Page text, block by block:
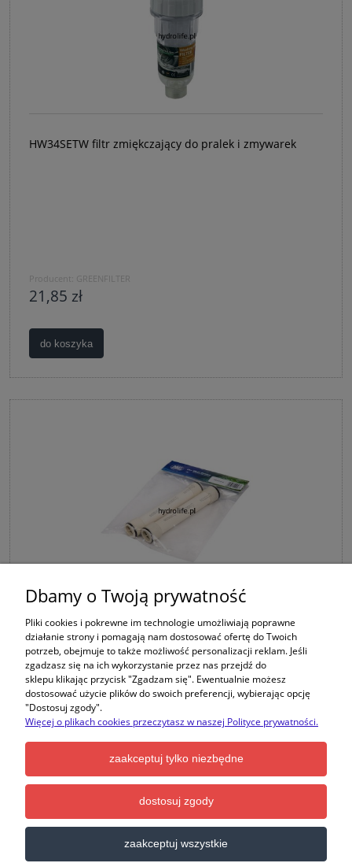
HW34SETW filtr zmiękczający do pralek i zmywarek
Producent: GREENFILTER
21,85 zł
do koszyka
FCSH-2_K - Zestaw dwóch wkładów do filtrów
prysznicowych z serii FHSH-2 i FHSH-3, usuwa: chlor,
substancje organiczne, niektóre pestycydy, związki
fenolu i benzenu, metale ciężkie (kadm, ołów, rtęć,
arsen)
do koszyka
Dbamy o Twoją prywatność
Pliki cookies i pokrewne im technologie umożliwiają poprawne
działanie strony i pomagają nam dostosować ofertę do Twoich
potrzeb, obejmuje to także możliwość personalizacji reklam. Jeśli
zgadzasz się na ich wykorzystanie przez nas przejdź do
sklepu klikając przycisk "Zgadzam się". Ewentualnie możesz
dostosować użycie plików do swoich preferencji, wybierając opcję
"Dostosuj zgody".
Więcej o plikach cookies przeczytasz w naszej Polityce prywatności.
zaakceptuj tylko niezbędne
dostosuj zgody
zaakceptuj wszystkie